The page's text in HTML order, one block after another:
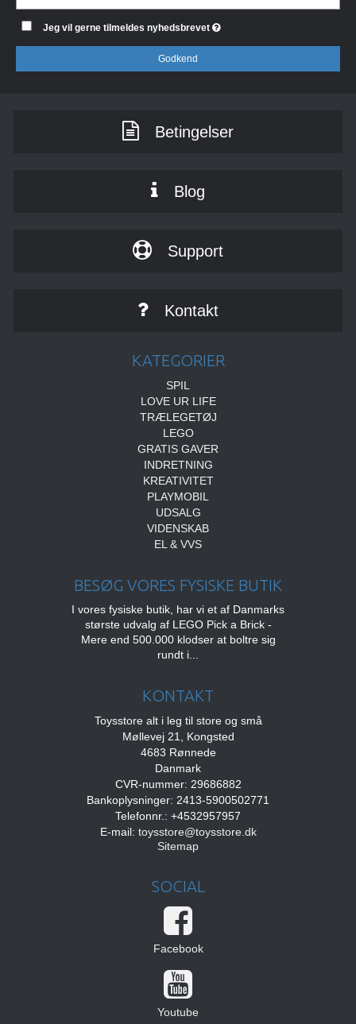
Jeg vil gerne tilmeldes nyhedsbrevet
Godkend
Betingelser
Blog
Support
Kontakt
KATEGORIER
SPIL
LOVE UR LIFE
TRÆLEGETØJ
LEGO
GRATIS GAVER
INDRETNING
KREATIVITET
PLAYMOBIL
UDSALG
VIDENSKAB
EL & VVS
BESØG VORES FYSISKE BUTIK
I vores fysiske butik, har vi et af Danmarks
største udvalg af LEGO Pick a Brick -
Mere end 500.000 klodser at boltre sig
rundt i...
KONTAKT
Toysstore alt i leg til store og små
Møllevej 21, Kongsted
4683 Rønnede
Danmark
CVR-nummer: 29686882
Bankoplysninger: 2413-5900502771
Telefonnr.: +4532957957
E-mail: toysstore@toysstore.dk
Sitemap
SOCIAL
Facebook
Youtube